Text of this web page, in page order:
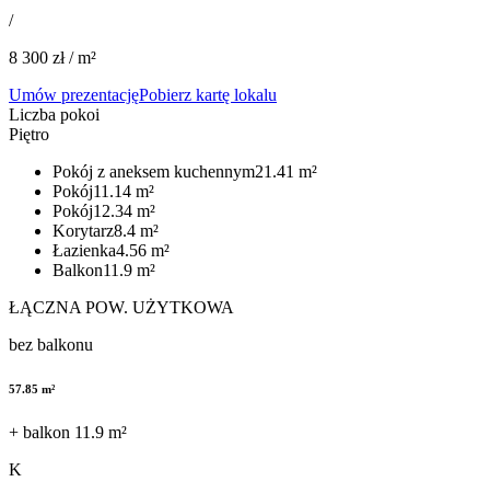
/
8 300 zł / m²
Umów prezentacjęPobierz kartę lokalu
Liczba pokoi
Piętro
Pokój z aneksem kuchennym​​​​‌ ‍ ​‍​‍‌‍ ‌ ​‍‌‍‍‌‌‍‌ ‌‍‍‌‌‍ ‍​‍​‍​ ‍‍​‍​‍‌ ​ ‌‍​‌‌‍ ‍‌‍‍‌‌ ‌​‌ ‍‌​‍ ‍‌‍‍‌‌‍ ​‍​‍​‍ ​​‍​‍‌‍‍​‌ ​‍‌‍‌‌‌‍‌‍​‍​‍​ ‍‍​‍​‍​‍ ‌ ​ ‌ ‌​‌ ‌‌‌‍‌​‌‍‍‌‌‍ ​‍ ‌‍‍‌‌‍ ‍‌ ‌​‌‍‌‌‌‍ ‍‌ ‌​​‍ ‌‍‌‌‌‍‌​‌‍‍‌‌ ‌​​‍ ‌‍ ‌‌‍ ‌‍‌​‌‍‌‌​ ‌‌ ​​‌ ​‍‌‍‌‌‌ ​ ‌‍‌‌‌‍ ‍‌ ‌​‌‍​‌‌ ‌​‌‍‍‌‌‍ ‌‍ ‍​ ‍ ‌‍‍‌‌‍‌​​ ‌‌‍‌​​ ​‍‌‍​‌‌‍​‍‌‍‌​‌‍​‌‌‍​‌​ ‌‍​‍ ‌​ ​‌​ ​‍​ ​ ​ ​ ​‍ ‌​ ‌​‌‍​‌​ ​‌​ ‍​​‍ ‌‌‍​‌​ ​​​ ​‌​ ​‍​‍ ‌​ ‌‍‌‍‌​‌‍​‌‌‍‌‌​ ‍​‌‍​ ‌‍​‍​ ‍​‌‍​ ‌‍​‌‌‍​‍‌‍‌‌​ ‍ ‌ ‌​‌ ‍‌‌ ​​‌‍‌‌​ ‌‌‍​‌‌ ​​‌‍​‌‌ ​‍‌ ‌​‌‍ ‌‌‍‌‌‌‍ ‍‌ ‌​​ ‍ ‌ ​​‌‍​‌‌ ‌​‌‍‍​​ ‌‌ ​‍‌‍ ‌‍ ‌‍ ‌‌ ​ ‌​‌​‌‍‌‌‌ ‌​‌‍​‌‌‍‍‌‌‍ ​‌ ​ ​‍‌‌​ ‌‌‌​​‍‌‌ ‌‍‍ ‌‍‌‌‌ ‍‌​‍‌‌​ ​ ‌​‌​​‍‌‌​ ​ ‌​‌​​‍‌‌​ ​‍​ ​‍​ ​‌‌‍‌​‌‍‌‍‌‍‌‌​ ‍‌​ ​ ​ ​​‌‍‌​​ ‌ ‌‍‌​‌‍​‍‌‍‌‍​‍‌‌​ ​‍​ ​‍​‍‌‌​ ‌‌‌​‌​​‍ ‍‌‍ ‍‌‍​‌‌‍ ‌‌‍‌‌​ ‌‍​‍‌‍​‌‌ ​ ‌‍‌‌‌‌‌‌‌ ​‍‌‍ ​​ ‌​‍‌‌​ ​‍‌​‌‍‌ ​ ‌ ‌​‌ ‌‌‌‍‌​‌‍‍‌‌‍ ​‍‌‍‌‍‍‌‌‍‌​​ ‌‌‍‌​​ ​‍‌‍​‌‌‍​‍‌‍‌​‌‍​‌‌‍​‌​ ‌‍​‍ ‌​ ​‌​ ​‍​ ​ ​ ​ ​‍ ‌​ ‌​‌‍​‌​ ​‌​ ‍​​‍ ‌‌‍​‌​ ​​​ ​‌​ ​‍​‍ ‌​ ‌‍‌‍‌​‌‍​‌‌‍‌‌​ ‍​‌‍​ ‌‍​‍​ ‍​‌‍​ ‌‍​‌‌‍​‍‌‍‌‌​‍‌‍‌ ‌​‌ ‍‌‌ ​​‌‍‌‌​ ‌‌‍​‌‌ ​​‌‍​‌‌ ​‍‌ ‌​‌‍ ‌‌‍‌‌‌‍ ‍‌ ‌​​‍‌‍‌ ​​‌‍​‌‌ ‌​‌‍‍​​ ‌‌ ​‍‌‍ ‌‍ ‌‍ ‌‌ ​ ‌​‌​‌‍‌‌‌ ‌​‌‍​‌‌‍‍‌‌‍ ​‌ ​ ​‍‌‌​ ‌‌‌​​‍‌‌ ‌‍‍ ‌‍‌‌‌ ‍‌​‍‌‌​ ​ ‌​‌​​‍‌‌​ ​ ‌​‌​​‍‌‌​ ​‍​ ​‍​ ​‌‌‍‌​‌‍‌‍‌‍‌‌​ ‍‌​ ​ ​ ​​‌‍‌​​ ‌ ‌‍‌​‌‍​‍‌‍‌‍​‍‌‌​ ​‍​ ​‍​‍‌‌​ ‌‌‌​‌​​‍ ‍‌‍ ‍‌‍​‌‌‍ ‌‌‍‌‌​‍‌‍‌ ​​‌‍‌‌‌ ​‍‌ ​ ‌ ​​‌‍‌‌‌‍​ ‌ ‌​‌‍‍‌‌ ‌‍‌‍‌‌​ ‌‌ ​​‌ ‌‌‌‍​‍‌‍ ​‌‍‍‌‌ ​ ‌‍‍​‌‍‌‌‌‍‌​​‍​‍‌ ‌21.41 m²
Pokój​​​​‌ ‍ ​‍​‍‌‍ ‌ ​‍‌‍‍‌‌‍‌ ‌‍‍‌‌‍ ‍​‍​‍​ ‍‍​‍​‍‌ ​ ‌‍​‌‌‍ ‍‌‍‍‌‌ ‌​‌ ‍‌​‍ ‍‌‍‍‌‌‍ ​‍​‍​‍ ​​‍​‍‌‍‍​‌ ​‍‌‍‌‌‌‍‌‍​‍​‍​ ‍‍​‍​‍​‍ ‌ ​ ‌ ‌​‌ ‌‌‌‍‌​‌‍‍‌‌‍ ​‍ ‌‍‍‌‌‍ ‍‌ ‌​‌‍‌‌‌‍ ‍‌ ‌​​‍ ‌‍‌‌‌‍‌​‌‍‍‌‌ ‌​​‍ ‌‍ ‌‌‍ ‌‍‌​‌‍‌‌​ ‌‌ ​​‌ ​‍‌‍‌‌‌ ​ ‌‍‌‌‌‍ ‍‌ ‌​‌‍​‌‌ ‌​‌‍‍‌‌‍ ‌‍ ‍​ ‍ ‌‍‍‌‌‍‌​​ ‌‌‍‌​​ ​‍‌‍​‌‌‍​‍‌‍‌​‌‍​‌‌‍​‌​ ‌‍​‍ ‌​ ​‌​ ​‍​ ​ ​ ​ ​‍ ‌​ ‌​‌‍​‌​ ​‌​ ‍​​‍ ‌‌‍​‌​ ​​​ ​‌​ ​‍​‍ ‌​ ‌‍‌‍‌​‌‍​‌‌‍‌‌​ ‍​‌‍​ ‌‍​‍​ ‍​‌‍​ ‌‍​‌‌‍​‍‌‍‌‌​ ‍ ‌ ‌​‌ ‍‌‌ ​​‌‍‌‌​ ‌‌‍​‌‌ ​​‌‍​‌‌ ​‍‌ ‌​‌‍ ‌‌‍‌‌‌‍ ‍‌ ‌​​ ‍ ‌ ​​‌‍​‌‌ ‌​‌‍‍​​ ‌‌ ​‍‌‍ ‌‍ ‌‍ ‌‌ ​ ‌​‌​‌‍‌‌‌ ‌​‌‍​‌‌‍‍‌‌‍ ​‌ ​ ​‍‌‌​ ‌‌‌​​‍‌‌ ‌‍‍ ‌‍‌‌‌ ‍‌​‍‌‌​ ​ ‌​‌​​‍‌‌​ ​ ‌​‌​​‍‌‌​ ​‍​ ​‍‌‍‌​​ ‌‌​ ​‌​ ​‍​ ‍​​ ​​​ ​ ​ ​‌​ ​ ​ ‌‍‌‍‌‌‌‍​ ​‍‌‌​ ​‍​ ​‍​‍‌‌​ ‌‌‌​‌​​‍ ‍‌‍ ‍‌‍​‌‌‍ ‌‌‍‌‌​ ‌‍​‍‌‍​‌‌ ​ ‌‍‌‌‌‌‌‌‌ ​‍‌‍ ​​ ‌​‍‌‌​ ​‍‌​‌‍‌ ​ ‌ ‌​‌ ‌‌‌‍‌​‌‍‍‌‌‍ ​‍‌‍‌‍‍‌‌‍‌​​ ‌‌‍‌​​ ​‍‌‍​‌‌‍​‍‌‍‌​‌‍​‌‌‍​‌​ ‌‍​‍ ‌​ ​‌​ ​‍​ ​ ​ ​ ​‍ ‌​ ‌​‌‍​‌​ ​‌​ ‍​​‍ ‌‌‍​‌​ ​​​ ​‌​ ​‍​‍ ‌​ ‌‍‌‍‌​‌‍​‌‌‍‌‌​ ‍​‌‍​ ‌‍​‍​ ‍​‌‍​ ‌‍​‌‌‍​‍‌‍‌‌​‍‌‍‌ ‌​‌ ‍‌‌ ​​‌‍‌‌​ ‌‌‍​‌‌ ​​‌‍​‌‌ ​‍‌ ‌​‌‍ ‌‌‍‌‌‌‍ ‍‌ ‌​​‍‌‍‌ ​​‌‍​‌‌ ‌​‌‍‍​​ ‌‌ ​‍‌‍ ‌‍ ‌‍ ‌‌ ​ ‌​‌​‌‍‌‌‌ ‌​‌‍​‌‌‍‍‌‌‍ ​‌ ​ ​‍‌‌​ ‌‌‌​​‍‌‌ ‌‍‍ ‌‍‌‌‌ ‍‌​‍‌‌​ ​ ‌​‌​​‍‌‌​ ​ ‌​‌​​‍‌‌​ ​‍​ ​‍‌‍‌​​ ‌‌​ ​‌​ ​‍​ ‍​​ ​​​ ​ ​ ​‌​ ​ ​ ‌‍‌‍‌‌‌‍​ ​‍‌‌​ ​‍​ ​‍​‍‌‌​ ‌‌‌​‌​​‍ ‍‌‍ ‍‌‍​‌‌‍ ‌‌‍‌‌​‍‌‍‌ ​​‌‍‌‌‌ ​‍‌ ​ ‌ ​​‌‍‌‌‌‍​ ‌ ‌​‌‍‍‌‌ ‌‍‌‍‌‌​ ‌‌ ​​‌ ‌‌‌‍​‍‌‍ ​‌‍‍‌‌ ​ ‌‍‍​‌‍‌‌‌‍‌​​‍​‍‌ ‌11.14 m²
Pokój​​​​‌ ‍ ​‍​‍‌‍ ‌ ​‍‌‍‍‌‌‍‌ ‌‍‍‌‌‍ ‍​‍​‍​ ‍‍​‍​‍‌ ​ ‌‍​‌‌‍ ‍‌‍‍‌‌ ‌​‌ ‍‌​‍ ‍‌‍‍‌‌‍ ​‍​‍​‍ ​​‍​‍‌‍‍​‌ ​‍‌‍‌‌‌‍‌‍​‍​‍​ ‍‍​‍​‍​‍ ‌ ​ ‌ ‌​‌ ‌‌‌‍‌​‌‍‍‌‌‍ ​‍ ‌‍‍‌‌‍ ‍‌ ‌​‌‍‌‌‌‍ ‍‌ ‌​​‍ ‌‍‌‌‌‍‌​‌‍‍‌‌ ‌​​‍ ‌‍ ‌‌‍ ‌‍‌​‌‍‌‌​ ‌‌ ​​‌ ​‍‌‍‌‌‌ ​ ‌‍‌‌‌‍ ‍‌ ‌​‌‍​‌‌ ‌​‌‍‍‌‌‍ ‌‍ ‍​ ‍ ‌‍‍‌‌‍‌​​ ‌‌‍‌​​ ​‍‌‍​‌‌‍​‍‌‍‌​‌‍​‌‌‍​‌​ ‌‍​‍ ‌​ ​‌​ ​‍​ ​ ​ ​ ​‍ ‌​ ‌​‌‍​‌​ ​‌​ ‍​​‍ ‌‌‍​‌​ ​​​ ​‌​ ​‍​‍ ‌​ ‌‍‌‍‌​‌‍​‌‌‍‌‌​ ‍​‌‍​ ‌‍​‍​ ‍​‌‍​ ‌‍​‌‌‍​‍‌‍‌‌​ ‍ ‌ ‌​‌ ‍‌‌ ​​‌‍‌‌​ ‌‌‍​‌‌ ​​‌‍​‌‌ ​‍‌ ‌​‌‍ ‌‌‍‌‌‌‍ ‍‌ ‌​​ ‍ ‌ ​​‌‍​‌‌ ‌​‌‍‍​​ ‌‌ ​‍‌‍ ‌‍ ‌‍ ‌‌ ​ ‌​‌​‌‍‌‌‌ ‌​‌‍​‌‌‍‍‌‌‍ ​‌ ​ ​‍‌‌​ ‌‌‌​​‍‌‌ ‌‍‍ ‌‍‌‌‌ ‍‌​‍‌‌​ ​ ‌​‌​​‍‌‌​ ​ ‌​‌​​‍‌‌​ ​‍​ ​‍​ ‍‌​ ‌‍​ ‌‌‌‍​‌​ ​‍​ ​‍‌‍‌​​ ​ ​ ‌‍​ ‍‌‌‍​‌​ ‍‌​‍‌‌​ ​‍​ ​‍​‍‌‌​ ‌‌‌​‌​​‍ ‍‌‍ ‍‌‍​‌‌‍ ‌‌‍‌‌​ ‌‍​‍‌‍​‌‌ ​ ‌‍‌‌‌‌‌‌‌ ​‍‌‍ ​​ ‌​‍‌‌​ ​‍‌​‌‍‌ ​ ‌ ‌​‌ ‌‌‌‍‌​‌‍‍‌‌‍ ​‍‌‍‌‍‍‌‌‍‌​​ ‌‌‍‌​​ ​‍‌‍​‌‌‍​‍‌‍‌​‌‍​‌‌‍​‌​ ‌‍​‍ ‌​ ​‌​ ​‍​ ​ ​ ​ ​‍ ‌​ ‌​‌‍​‌​ ​‌​ ‍​​‍ ‌‌‍​‌​ ​​​ ​‌​ ​‍​‍ ‌​ ‌‍‌‍‌​‌‍​‌‌‍‌‌​ ‍​‌‍​ ‌‍​‍​ ‍​‌‍​ ‌‍​‌‌‍​‍‌‍‌‌​‍‌‍‌ ‌​‌ ‍‌‌ ​​‌‍‌‌​ ‌‌‍​‌‌ ​​‌‍​‌‌ ​‍‌ ‌​‌‍ ‌‌‍‌‌‌‍ ‍‌ ‌​​‍‌‍‌ ​​‌‍​‌‌ ‌​‌‍‍​​ ‌‌ ​‍‌‍ ‌‍ ‌‍ ‌‌ ​ ‌​‌​‌‍‌‌‌ ‌​‌‍​‌‌‍‍‌‌‍ ​‌ ​ ​‍‌‌​ ‌‌‌​​‍‌‌ ‌‍‍ ‌‍‌‌‌ ‍‌​‍‌‌​ ​ ‌​‌​​‍‌‌​ ​ ‌​‌​​‍‌‌​ ​‍​ ​‍​ ‍‌​ ‌‍​ ‌‌‌‍​‌​ ​‍​ ​‍‌‍‌​​ ​ ​ ‌‍​ ‍‌‌‍​‌​ ‍‌​‍‌‌​ ​‍​ ​‍​‍‌‌​ ‌‌‌​‌​​‍ ‍‌‍ ‍‌‍​‌‌‍ ‌‌‍‌‌​‍‌‍‌ ​​‌‍‌‌‌ ​‍‌ ​ ‌ ​​‌‍‌‌‌‍​ ‌ ‌​‌‍‍‌‌ ‌‍‌‍‌‌​ ‌‌ ​​‌ ‌‌‌‍​‍‌‍ ​‌‍‍‌‌ ​ ‌‍‍​‌‍‌‌‌‍‌​​‍​‍‌ ‌12.34 m²
Korytarz​​​​‌ ‍ ​‍​‍‌‍ ‌ ​‍‌‍‍‌‌‍‌ ‌‍‍‌‌‍ ‍​‍​‍​ ‍‍​‍​‍‌ ​ ‌‍​‌‌‍ ‍‌‍‍‌‌ ‌​‌ ‍‌​‍ ‍‌‍‍‌‌‍ ​‍​‍​‍ ​​‍​‍‌‍‍​‌ ​‍‌‍‌‌‌‍‌‍​‍​‍​ ‍‍​‍​‍​‍ ‌ ​ ‌ ‌​‌ ‌‌‌‍‌​‌‍‍‌‌‍ ​‍ ‌‍‍‌‌‍ ‍‌ ‌​‌‍‌‌‌‍ ‍‌ ‌​​‍ ‌‍‌‌‌‍‌​‌‍‍‌‌ ‌​​‍ ‌‍ ‌‌‍ ‌‍‌​‌‍‌‌​ ‌‌ ​​‌ ​‍‌‍‌‌‌ ​ ‌‍‌‌‌‍ ‍‌ ‌​‌‍​‌‌ ‌​‌‍‍‌‌‍ ‌‍ ‍​ ‍ ‌‍‍‌‌‍‌​​ ‌‌‍‌​​ ​‍‌‍​‌‌‍​‍‌‍‌​‌‍​‌‌‍​‌​ ‌‍​‍ ‌​ ​‌​ ​‍​ ​ ​ ​ ​‍ ‌​ ‌​‌‍​‌​ ​‌​ ‍​​‍ ‌‌‍​‌​ ​​​ ​‌​ ​‍​‍ ‌​ ‌‍‌‍‌​‌‍​‌‌‍‌‌​ ‍​‌‍​ ‌‍​‍​ ‍​‌‍​ ‌‍​‌‌‍​‍‌‍‌‌​ ‍ ‌ ‌​‌ ‍‌‌ ​​‌‍‌‌​ ‌‌‍​‌‌ ​​‌‍​‌‌ ​‍‌ ‌​‌‍ ‌‌‍‌‌‌‍ ‍‌ ‌​​ ‍ ‌ ​​‌‍​‌‌ ‌​‌‍‍​​ ‌‌ ​‍‌‍ ‌‍ ‌‍ ‌‌ ​ ‌​‌​‌‍‌‌‌ ‌​‌‍​‌‌‍‍‌‌‍ ​‌ ​ ​‍‌‌​ ‌‌‌​​‍‌‌ ‌‍‍ ‌‍‌‌‌ ‍‌​‍‌‌​ ​ ‌​‌​​‍‌‌​ ​ ‌​‌​​‍‌‌​ ​‍​ ​‍​ ‌‌‌‍​‌​ ​ ​ ‍​‌‍​ ‌‍​‌​ ‌ ​ ‌‌‌‍​ ​ ‍​‌‍‌​​ ‍​​‍‌‌​ ​‍​ ​‍​‍‌‌​ ‌‌‌​‌​​‍ ‍‌‍ ‍‌‍​‌‌‍ ‌‌‍‌‌​ ‌‍​‍‌‍​‌‌ ​ ‌‍‌‌‌‌‌‌‌ ​‍‌‍ ​​ ‌​‍‌‌​ ​‍‌​‌‍‌ ​ ‌ ‌​‌ ‌‌‌‍‌​‌‍‍‌‌‍ ​‍‌‍‌‍‍‌‌‍‌​​ ‌‌‍‌​​ ​‍‌‍​‌‌‍​‍‌‍‌​‌‍​‌‌‍​‌​ ‌‍​‍ ‌​ ​‌​ ​‍​ ​ ​ ​ ​‍ ‌​ ‌​‌‍​‌​ ​‌​ ‍​​‍ ‌‌‍​‌​ ​​​ ​‌​ ​‍​‍ ‌​ ‌‍‌‍‌​‌‍​‌‌‍‌‌​ ‍​‌‍​ ‌‍​‍​ ‍​‌‍​ ‌‍​‌‌‍​‍‌‍‌‌​‍‌‍‌ ‌​‌ ‍‌‌ ​​‌‍‌‌​ ‌‌‍​‌‌ ​​‌‍​‌‌ ​‍‌ ‌​‌‍ ‌‌‍‌‌‌‍ ‍‌ ‌​​‍‌‍‌ ​​‌‍​‌‌ ‌​‌‍‍​​ ‌‌ ​‍‌‍ ‌‍ ‌‍ ‌‌ ​ ‌​‌​‌‍‌‌‌ ‌​‌‍​‌‌‍‍‌‌‍ ​‌ ​ ​‍‌‌​ ‌‌‌​​‍‌‌ ‌‍‍ ‌‍‌‌‌ ‍‌​‍‌‌​ ​ ‌​‌​​‍‌‌​ ​ ‌​‌​​‍‌‌​ ​‍​ ​‍​ ‌‌‌‍​‌​ ​ ​ ‍​‌‍​ ‌‍​‌​ ‌ ​ ‌‌‌‍​ ​ ‍​‌‍‌​​ ‍​​‍‌‌​ ​‍​ ​‍​‍‌‌​ ‌‌‌​‌​​‍ ‍‌‍ ‍‌‍​‌‌‍ ‌‌‍‌‌​‍‌‍‌ ​​‌‍‌‌‌ ​‍‌ ​ ‌ ​​‌‍‌‌‌‍​ ‌ ‌​‌‍‍‌‌ ‌‍‌‍‌‌​ ‌‌ ​​‌ ‌‌‌‍​‍‌‍ ​‌‍‍‌‌ ​ ‌‍‍​‌‍‌‌‌‍‌​​‍​‍‌ ‌8.4 m²
Łazienka​​​​‌ ‍ ​‍​‍‌‍ ‌ ​‍‌‍‍‌‌‍‌ ‌‍‍‌‌‍ ‍​‍​‍​ ‍‍​‍​‍‌ ​ ‌‍​‌‌‍ ‍‌‍‍‌‌ ‌​‌ ‍‌​‍ ‍‌‍‍‌‌‍ ​‍​‍​‍ ​​‍​‍‌‍‍​‌ ​‍‌‍‌‌‌‍‌‍​‍​‍​ ‍‍​‍​‍​‍ ‌ ​ ‌ ‌​‌ ‌‌‌‍‌​‌‍‍‌‌‍ ​‍ ‌‍‍‌‌‍ ‍‌ ‌​‌‍‌‌‌‍ ‍‌ ‌​​‍ ‌‍‌‌‌‍‌​‌‍‍‌‌ ‌​​‍ ‌‍ ‌‌‍ ‌‍‌​‌‍‌‌​ ‌‌ ​​‌ ​‍‌‍‌‌‌ ​ ‌‍‌‌‌‍ ‍‌ ‌​‌‍​‌‌ ‌​‌‍‍‌‌‍ ‌‍ ‍​ ‍ ‌‍‍‌‌‍‌​​ ‌‌‍‌​​ ​‍‌‍​‌‌‍​‍‌‍‌​‌‍​‌‌‍​‌​ ‌‍​‍ ‌​ ​‌​ ​‍​ ​ ​ ​ ​‍ ‌​ ‌​‌‍​‌​ ​‌​ ‍​​‍ ‌‌‍​‌​ ​​​ ​‌​ ​‍​‍ ‌​ ‌‍‌‍‌​‌‍​‌‌‍‌‌​ ‍​‌‍​ ‌‍​‍​ ‍​‌‍​ ‌‍​‌‌‍​‍‌‍‌‌​ ‍ ‌ ‌​‌ ‍‌‌ ​​‌‍‌‌​ ‌‌‍​‌‌ ​​‌‍​‌‌ ​‍‌ ‌​‌‍ ‌‌‍‌‌‌‍ ‍‌ ‌​​ ‍ ‌ ​​‌‍​‌‌ ‌​‌‍‍​​ ‌‌ ​‍‌‍ ‌‍ ‌‍ ‌‌ ​ ‌​‌​‌‍‌‌‌ ‌​‌‍​‌‌‍‍‌‌‍ ​‌ ​ ​‍‌‌​ ‌‌‌​​‍‌‌ ‌‍‍ ‌‍‌‌‌ ‍‌​‍‌‌​ ​ ‌​‌​​‍‌‌​ ​ ‌​‌​​‍‌‌​ ​‍​ ​‍‌‍‌​‌‍​ ​ ‍​‌‍‌‌‌‍​‍‌‍​ ‌‍​‍​ ‍‌​ ‌‍​ ​‌​ ‌ ​ ​​​‍‌‌​ ​‍​ ​‍​‍‌‌​ ‌‌‌​‌​​‍ ‍‌‍ ‍‌‍​‌‌‍ ‌‌‍‌‌​ ‌‍​‍‌‍​‌‌ ​ ‌‍‌‌‌‌‌‌‌ ​‍‌‍ ​​ ‌​‍‌‌​ ​‍‌​‌‍‌ ​ ‌ ‌​‌ ‌‌‌‍‌​‌‍‍‌‌‍ ​‍‌‍‌‍‍‌‌‍‌​​ ‌‌‍‌​​ ​‍‌‍​‌‌‍​‍‌‍‌​‌‍​‌‌‍​‌​ ‌‍​‍ ‌​ ​‌​ ​‍​ ​ ​ ​ ​‍ ‌​ ‌​‌‍​‌​ ​‌​ ‍​​‍ ‌‌‍​‌​ ​​​ ​‌​ ​‍​‍ ‌​ ‌‍‌‍‌​‌‍​‌‌‍‌‌​ ‍​‌‍​ ‌‍​‍​ ‍​‌‍​ ‌‍​‌‌‍​‍‌‍‌‌​‍‌‍‌ ‌​‌ ‍‌‌ ​​‌‍‌‌​ ‌‌‍​‌‌ ​​‌‍​‌‌ ​‍‌ ‌​‌‍ ‌‌‍‌‌‌‍ ‍‌ ‌​​‍‌‍‌ ​​‌‍​‌‌ ‌​‌‍‍​​ ‌‌ ​‍‌‍ ‌‍ ‌‍ ‌‌ ​ ‌​‌​‌‍‌‌‌ ‌​‌‍​‌‌‍‍‌‌‍ ​‌ ​ ​‍‌‌​ ‌‌‌​​‍‌‌ ‌‍‍ ‌‍‌‌‌ ‍‌​‍‌‌​ ​ ‌​‌​​‍‌‌​ ​ ‌​‌​​‍‌‌​ ​‍​ ​‍‌‍‌​‌‍​ ​ ‍​‌‍‌‌‌‍​‍‌‍​ ‌‍​‍​ ‍‌​ ‌‍​ ​‌​ ‌ ​ ​​​‍‌‌​ ​‍​ ​‍​‍‌‌​ ‌‌‌​‌​​‍ ‍‌‍ ‍‌‍​‌‌‍ ‌‌‍‌‌​‍‌‍‌ ​​‌‍‌‌‌ ​‍‌ ​ ‌ ​​‌‍‌‌‌‍​ ‌ ‌​‌‍‍‌‌ ‌‍‌‍‌‌​ ‌‌ ​​‌ ‌‌‌‍​‍‌‍ ​‌‍‍‌‌ ​ ‌‍‍​‌‍‌‌‌‍‌​​‍​‍‌ ‌4.56 m²
Balkon​​​​‌ ‍ ​‍​‍‌‍ ‌ ​‍‌‍‍‌‌‍‌ ‌‍‍‌‌‍ ‍​‍​‍​ ‍‍​‍​‍‌ ​ ‌‍​‌‌‍ ‍‌‍‍‌‌ ‌​‌ ‍‌​‍ ‍‌‍‍‌‌‍ ​‍​‍​‍ ​​‍​‍‌‍‍​‌ ​‍‌‍‌‌‌‍‌‍​‍​‍​ ‍‍​‍​‍​‍ ‌ ​ ‌ ‌​‌ ‌‌‌‍‌​‌‍‍‌‌‍ ​‍ ‌‍‍‌‌‍ ‍‌ ‌​‌‍‌‌‌‍ ‍‌ ‌​​‍ ‌‍‌‌‌‍‌​‌‍‍‌‌ ‌​​‍ ‌‍ ‌‌‍ ‌‍‌​‌‍‌‌​ ‌‌ ​​‌ ​‍‌‍‌‌‌ ​ ‌‍‌‌‌‍ ‍‌ ‌​‌‍​‌‌ ‌​‌‍‍‌‌‍ ‌‍ ‍​ ‍ ‌‍‍‌‌‍‌​​ ‌‌‍‌​​ ​‍‌‍​‌‌‍​‍‌‍‌​‌‍​‌‌‍​‌​ ‌‍​‍ ‌​ ​‌​ ​‍​ ​ ​ ​ ​‍ ‌​ ‌​‌‍​‌​ ​‌​ ‍​​‍ ‌‌‍​‌​ ​​​ ​‌​ ​‍​‍ ‌​ ‌‍‌‍‌​‌‍​‌‌‍‌‌​ ‍​‌‍​ ‌‍​‍​ ‍​‌‍​ ‌‍​‌‌‍​‍‌‍‌‌​ ‍ ‌ ‌​‌ ‍‌‌ ​​‌‍‌‌​ ‌‌‍​‌‌ ​​‌‍​‌‌ ​‍‌ ‌​‌‍ ‌‌‍‌‌‌‍ ‍‌ ‌​​ ‍ ‌ ​​‌‍​‌‌ ‌​‌‍‍​​ ‌‌ ​‍‌‍ ‌‍ ‌‍ ‌‌ ​ ‌​‌​‌‍‌‌‌ ‌​‌‍​‌‌‍‍‌‌‍ ​‌ ​ ​‍‌‌​ ‌‌‌​​‍‌‌ ‌‍‍ ‌‍‌‌‌ ‍‌​‍‌‌​ ​ ‌​‌​​‍‌‌​ ​ ‌​‌​​‍‌‌​ ​‍​ ​‍​ ‌​‌‍‌‌​ ​ ​ ‌​​ ‌‌​ ‌ ​ ​​​ ‍​‌‍​ ​ ​‌​ ‌‌​ ‌‌​‍‌‌​ ​‍​ ​‍​‍‌‌​ ‌‌‌​‌​​‍ ‍‌‍ ‍‌‍​‌‌‍ ‌‌‍‌‌​ ‌‍​‍‌‍​‌‌ ​ ‌‍‌‌‌‌‌‌‌ ​‍‌‍ ​​ ‌​‍‌‌​ ​‍‌​‌‍‌ ​ ‌ ‌​‌ ‌‌‌‍‌​‌‍‍‌‌‍ ​‍‌‍‌‍‍‌‌‍‌​​ ‌‌‍‌​​ ​‍‌‍​‌‌‍​‍‌‍‌​‌‍​‌‌‍​‌​ ‌‍​‍ ‌​ ​‌​ ​‍​ ​ ​ ​ ​‍ ‌​ ‌​‌‍​‌​ ​‌​ ‍​​‍ ‌‌‍​‌​ ​​​ ​‌​ ​‍​‍ ‌​ ‌‍‌‍‌​‌‍​‌‌‍‌‌​ ‍​‌‍​ ‌‍​‍​ ‍​‌‍​ ‌‍​‌‌‍​‍‌‍‌‌​‍‌‍‌ ‌​‌ ‍‌‌ ​​‌‍‌‌​ ‌‌‍​‌‌ ​​‌‍​‌‌ ​‍‌ ‌​‌‍ ‌‌‍‌‌‌‍ ‍‌ ‌​​‍‌‍‌ ​​‌‍​‌‌ ‌​‌‍‍​​ ‌‌ ​‍‌‍ ‌‍ ‌‍ ‌‌ ​ ‌​‌​‌‍‌‌‌ ‌​‌‍​‌‌‍‍‌‌‍ ​‌ ​ ​‍‌‌​ ‌‌‌​​‍‌‌ ‌‍‍ ‌‍‌‌‌ ‍‌​‍‌‌​ ​ ‌​‌​​‍‌‌​ ​ ‌​‌​​‍‌‌​ ​‍​ ​‍​ ‌​‌‍‌‌​ ​ ​ ‌​​ ‌‌​ ‌ ​ ​​​ ‍​‌‍​ ​ ​‌​ ‌‌​ ‌‌​‍‌‌​ ​‍​ ​‍​‍‌‌​ ‌‌‌​‌​​‍ ‍‌‍ ‍‌‍​‌‌‍ ‌‌‍‌‌​‍‌‍‌ ​​‌‍‌‌‌ ​‍‌ ​ ‌ ​​‌‍‌‌‌‍​ ‌ ‌​‌‍‍‌‌ ‌‍‌‍‌‌​ ‌‌ ​​‌ ‌‌‌‍​‍‌‍ ​‌‍‍‌‌ ​ ‌‍‍​‌‍‌‌‌‍‌​​‍​‍‌ ‌11.9 m²
ŁĄCZNA POW. UŻYTKOWA
bez balkonu
57.85 m²
+ balkon 11.9 m²
K